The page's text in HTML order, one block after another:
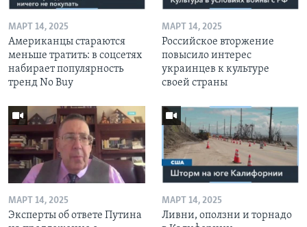
МАРТ 14, 2025
Американцы стараются
меньше тратить: в соцсетях
набирает популярность
тренд No Buy
МАРТ 14, 2025
Российское вторжение
повысило интерес
украинцев к культуре
своей страны
МАРТ 14, 2025
Эксперты об ответе Путина
МАРТ 14, 2025
Ливни, оползни и торнадо